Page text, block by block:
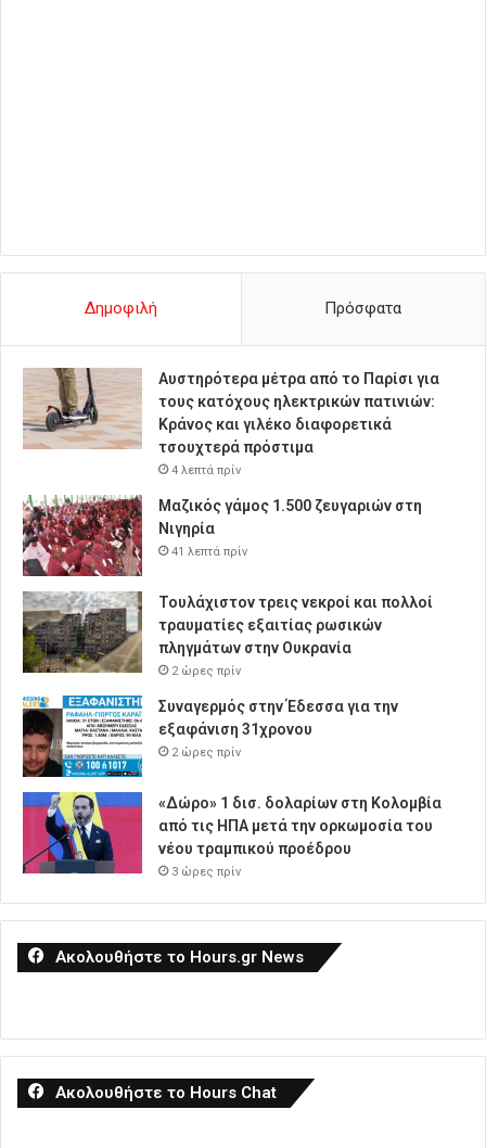
Δημοφιλή Πρόσφατα
Αυστηρότερα μέτρα από το Παρίσι για
τους κατόχους ηλεκτρικών πατινιών:
Κράνος και γιλέκο διαφορετικά
τσουχτερά πρόστιμα
4 λεπτά πρίν
Μαζικός γάμος 1.500 ζευγαριών στη
Νιγηρία
41 λεπτά πρίν
Τουλάχιστον τρεις νεκροί και πολλοί
τραυματίες εξαιτίας ρωσικών
πληγμάτων στην Ουκρανία
2 ώρες πρίν
Συναγερμός στην Έδεσσα για την
εξαφάνιση 31χρονου
2 ώρες πρίν
«Δώρο» 1 δισ. δολαρίων στη Κολομβία
από τις ΗΠΑ μετά την ορκωμοσία του
νέου τραμπικού προέδρου
3 ώρες πρίν
Ακολουθήστε το Hours.gr News
Ακολουθήστε το Hours Chat